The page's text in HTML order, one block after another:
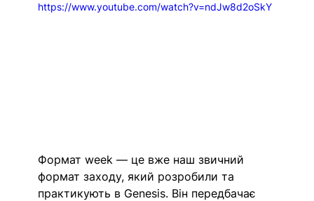
https://www.youtube.com/watch?v=ndJw8d2oSkY
Формат week — це вже наш звичний
формат заходу, який розробили та
практикують в Genesis. Він передбачає